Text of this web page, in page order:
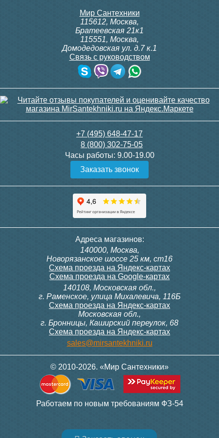
Рабочее и опрессовочное давление
постоянного давления воды, которое
радиатор способен выдержать. Оно должно
настолько высокое, чтобы смогло с запасом
перекрыть давление в системе отопления.
городских многоэтажках наивысшим
значением является
16 атм, в малоэтажных
панельных домах - 8 атм, а в частных домах -
3 атм. Рабочее давление может быть разным
в зависимости от материала радиатора.
Стальные радиаторы имеют около 6 – 10 атм,
чугунные — самое большее 15 атм,
алюминиевые — 16 атм, биметаллические —
до 35 атм.
Опрессовочное давление. Опрессовочным
давлением называется максимальное
значение, которое радиаторспособен
выдержать в течении
короткого промежутка
времени, например, в течении времени когда
доходить до 20 – 30 атм. Опрессовочное
Чугунный радиатор
Радимакс (RETROstyle)
3 950
Подробнее
Мир Сантехники
115612, Москва,
Братеевская 21к1
115551, Москва,
Домодедовская ул. д.7 к.1
Связь с руководством
+7 (495) 648-47-17
8 (800) 302-75-05
Часы работы: 9.00-19.00
Заказать звонок
Адреса магазинов:
140000, Москва,
Новорязанское шоссе 25 км, ст16
Схема проезда на Яндекс-картах
Схема проезда на Google-картах
140108, Московская обл.,
г. Раменское, улица Михалевича, 116Б
Схема проезда на Яндекс-картах
Московская обл.,
г. Бронницы, Каширский переулок, 68
Схема проезда на Яндекс-картах
sales@mirsantekhniki.ru
© 2010-2026. «Мир Сантехники»
Работаем по новым требованиям ФЗ-54